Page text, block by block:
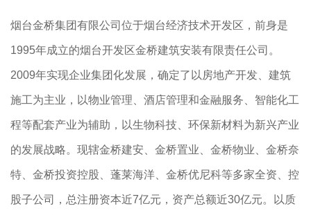
烟台金桥集团有限公司位于烟台经济技术开发区，前身是
1995年成立的烟台开发区金桥建筑安装有限责任公司。
2009年实现企业集团化发展，确定了以房地产开发、建筑
施工为主业，以物业管理、酒店管理和金融服务、智能化工
程等配套产业为辅助，以生物科技、环保新材料为新兴产业
的发展战略。现辖金桥建安、金桥置业、金桥物业、金桥奈
特、金桥投资控股、蓬莱海洋、金桥优尼科等多家全资、控
股子公司，总注册资本近7亿元，资产总额近30亿元。以质